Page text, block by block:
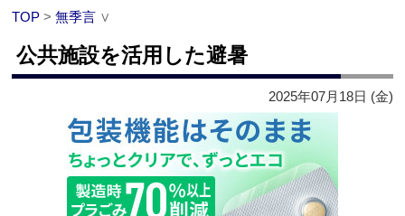
TOP >無季言 ∨
公共施設を活用した避暑
2025年07月18日 (金)